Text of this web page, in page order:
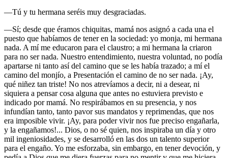
—Tú y tu hermana seréis muy desgraciadas.
—Sí; desde que éramos chiquitas, mamá nos asignó a cada una el
puesto que habíamos de tener en la sociedad: yo monja, mi hermana
nada. A mí me educaron para el claustro; a mi hermana la criaron
para no ser nada. Nuestro entendimiento, nuestra voluntad, no podía
apartarse ni tanto así del camino que se les había trazado; a mí el
camino del monjío, a Presentación el camino de no ser nada. ¡Ay,
qué niñez tan triste! No nos atrevíamos a decir, ni a desear, ni
siquiera a pensar cosa alguna que antes no estuviera previsto e
indicado por mamá. No respirábamos en su presencia, y nos
infundían tanto, tanto pavor sus mandatos y reprimendas, que nos
era imposible vivir. ¡Ay, para poder vivir nos fue preciso engañarla,
y la engañamos!... Dios, o no sé quien, nos inspiraba un día y otro
mil ingeniosidades, y se desarrolló en las dos un talento superior
para el engaño. Yo me esforzaba, sin embargo, en tener devoción, y